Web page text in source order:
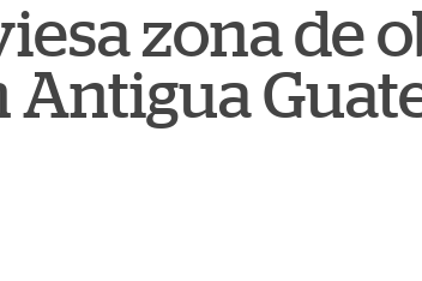
zona de